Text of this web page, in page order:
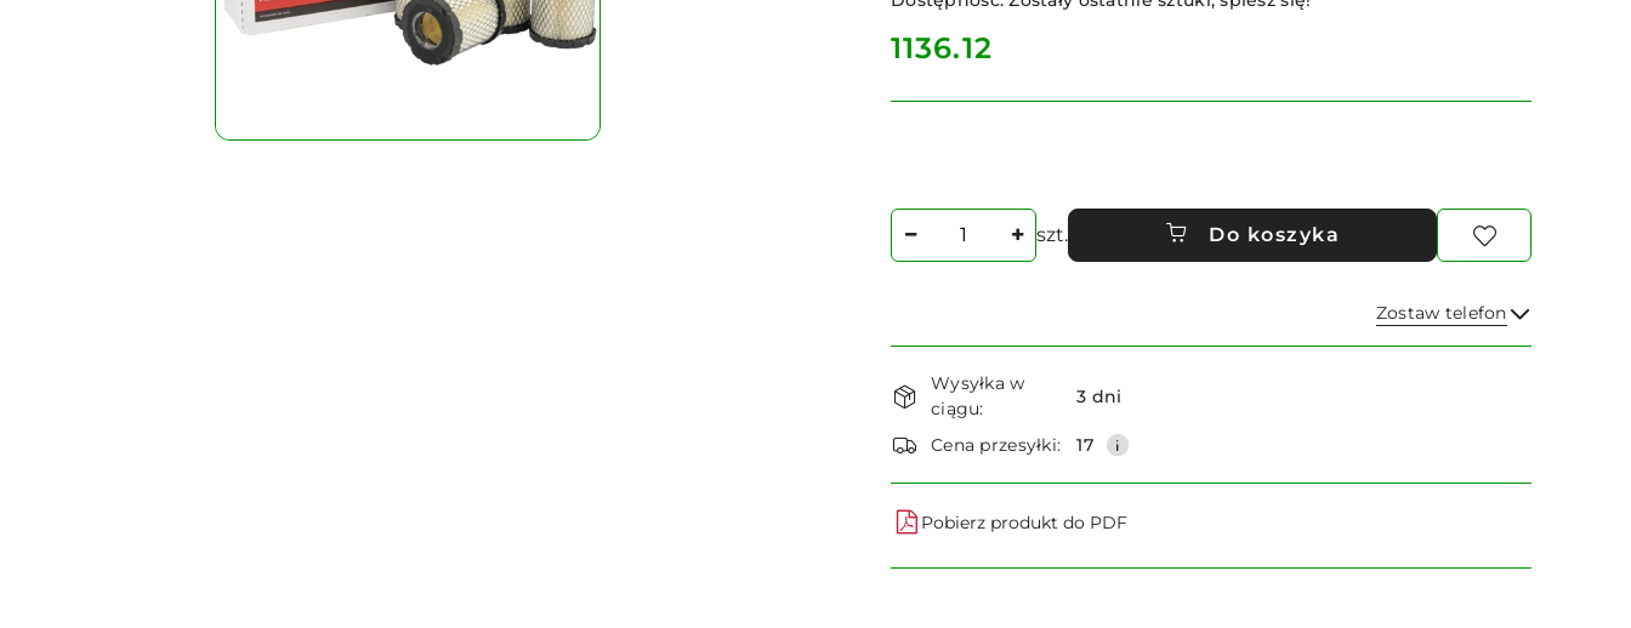
cena:
1136.12
Ilość
szt. Do koszyka
Zostaw telefon
Wyślij
Dostępność
i
dostawa
Wysyłka w
ciągu:
3 dni
Cena przesyłki: 17
Pobierz produkt do PDF